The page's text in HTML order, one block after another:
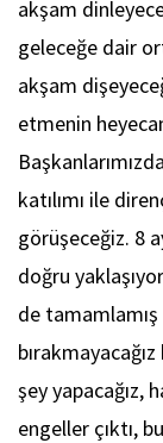
akşam
geleceğe dair
akşam
etmenin
katılımı ile
görüşeceğiz. 8
doğru
de
şey yapacağız,
engeller çıktı,